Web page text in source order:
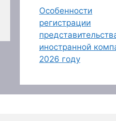
Особенности
регистрации
иностранной
2026 году